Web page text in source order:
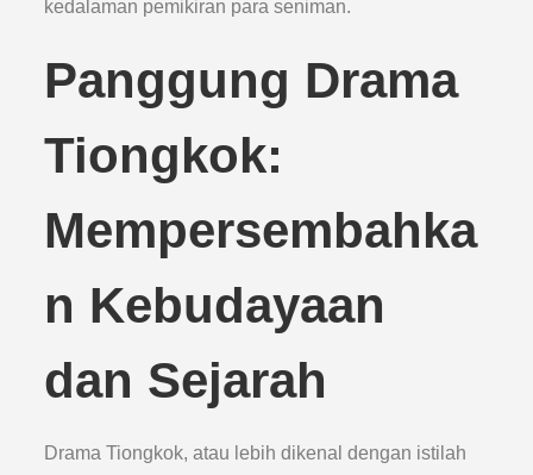
kedalaman pemikiran para seniman.
Panggung Drama
Tiongkok:
Mempersembahka
n Kebudayaan
dan Sejarah
Drama Tiongkok, atau lebih dikenal dengan istilah